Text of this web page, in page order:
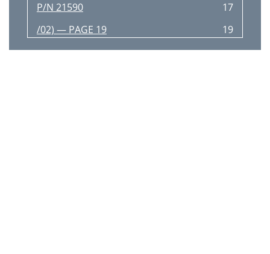
P/N 21590
17
/02) — PAGE 19
19
/02) — PAGE 23
23